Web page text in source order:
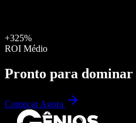
+325%
ROI Médio
Pronto para dominar
Começar Agora